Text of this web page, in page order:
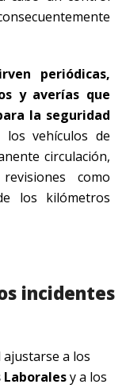
periódicas,
y averías que
la seguridad
vehículos de
circulación,
como
los kilómetros
incidentes
ajustarse a los
Laboralesy a los